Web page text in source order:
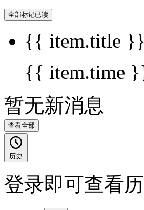
全部标记已读
{{ item.title }}
{{ item.time
暂无新消息
查看全部
历史
登录即可查看